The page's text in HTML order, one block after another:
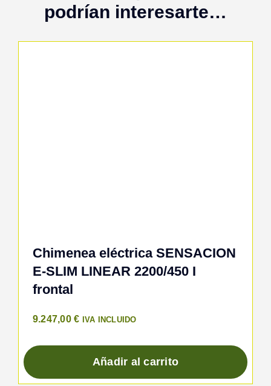
podrían interesarte…
Chimenea eléctrica SENSACION
E-SLIM LINEAR 2200/450 I
frontal
9.247,00€ IVA INCLUIDO
Añadir al carrito